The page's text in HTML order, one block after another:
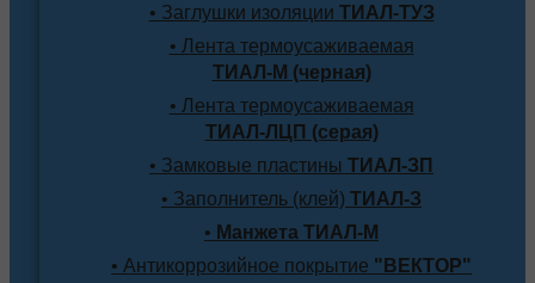
• Заглушки изоляции ТИАЛ-ТУЗ
• Лента термоусаживаемая
ТИАЛ-М (черная)
• Лента термоусаживаемая
ТИАЛ-ЛЦП (серая)
• Замковые пластины ТИАЛ-ЗП
• Заполнитель (клей) ТИАЛ-З
• Манжета ТИАЛ-М
• Антикоррозийное покрытие "ВЕКТОР"